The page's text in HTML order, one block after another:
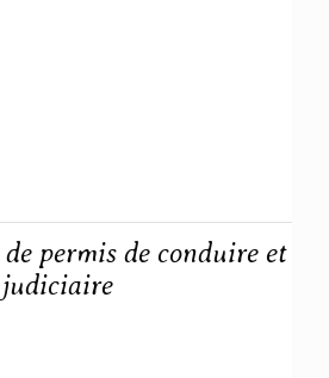
permis de conduire et
judiciaire